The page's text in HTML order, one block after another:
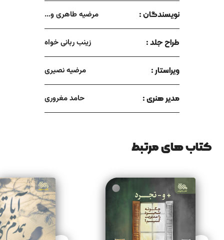
نویسندگان : مرضیه طاهری و...
طراح جلد : زینب ربانی خواه
ویراستار : مرضیه نصیری
مدیر هنری : حامد مغروری
کتاب های مرتبط